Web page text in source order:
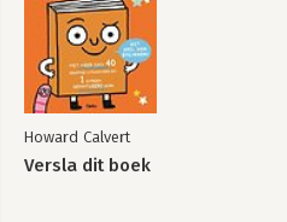
Howard Calvert
Versla dit boek